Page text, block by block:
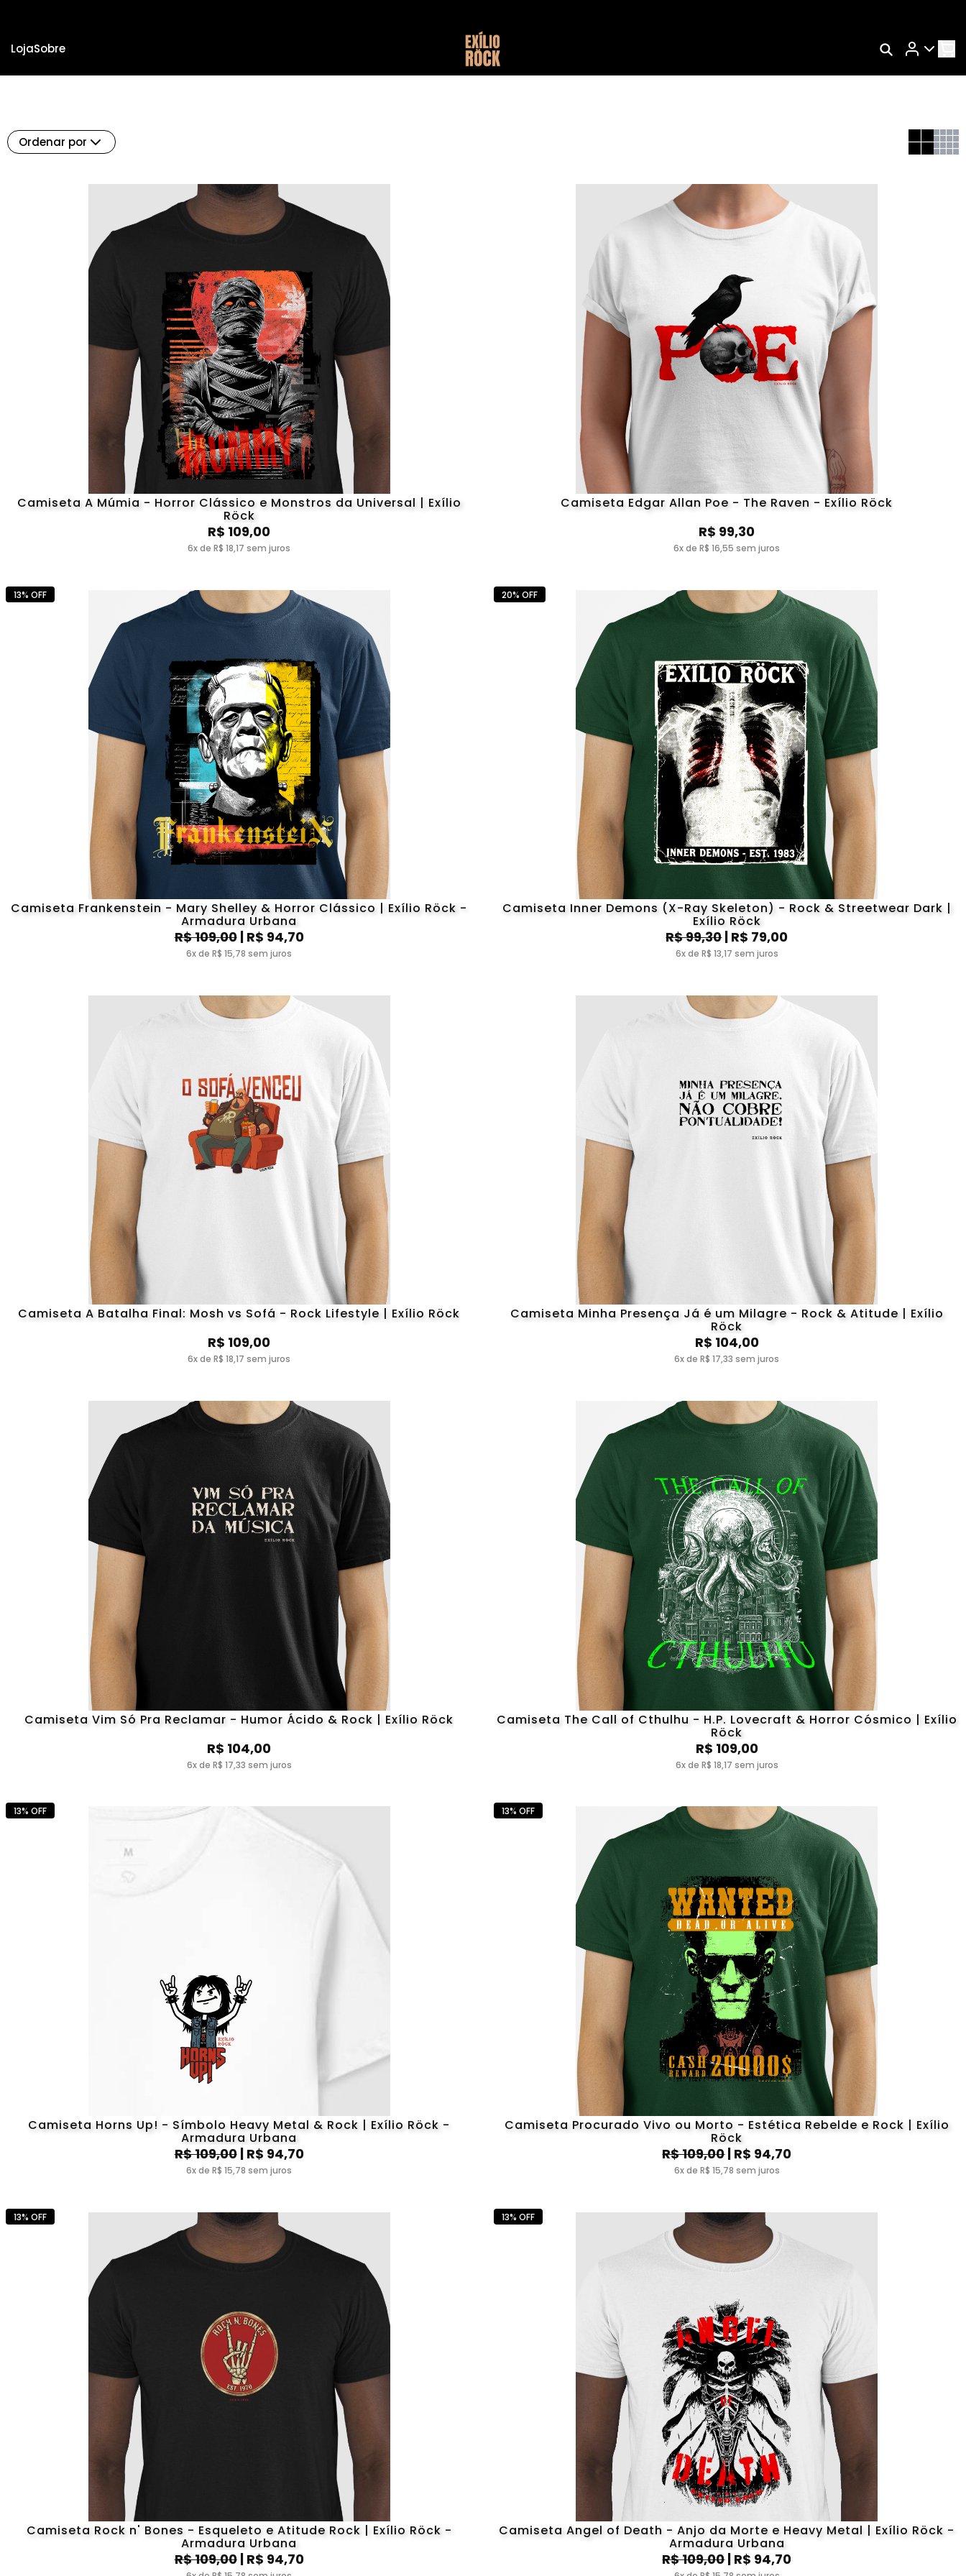
LojaSobre
Ordenar por
Camiseta A Múmia - Horror Clássico e Monstros da Universal | Exílio
Röck
R$ 109,00
6x de R$ 18,17 sem juros
Camiseta Edgar Allan Poe - The Raven - Exílio Röck
R$ 99,30
6x de R$ 16,55 sem juros
Camiseta Frankenstein - Mary Shelley & Horror Clássico | Exílio Röck -
Armadura Urbana
R$ 109,00| R$ 94,70
6x de R$ 15,78 sem juros
13% OFF
Camiseta Inner Demons (X-Ray Skeleton) - Rock & Streetwear Dark |
Exílio Röck
R$ 99,30| R$ 79,00
6x de R$ 13,17 sem juros
20% OFF
Camiseta A Batalha Final: Mosh vs Sofá - Rock Lifestyle | Exílio Röck
R$ 109,00
6x de R$ 18,17 sem juros
Camiseta Minha Presença Já é um Milagre - Rock & Atitude | Exílio
Röck
R$ 104,00
6x de R$ 17,33 sem juros
Camiseta Vim Só Pra Reclamar - Humor Ácido & Rock | Exílio Röck
R$ 104,00
6x de R$ 17,33 sem juros
Camiseta The Call of Cthulhu - H.P. Lovecraft & Horror Cósmico | Exílio
Röck
R$ 109,00
6x de R$ 18,17 sem juros
Camiseta Horns Up! - Símbolo Heavy Metal & Rock | Exílio Röck -
Armadura Urbana
R$ 109,00| R$ 94,70
6x de R$ 15,78 sem juros
13% OFF
Camiseta Procurado Vivo ou Morto - Estética Rebelde e Rock | Exílio
Röck
R$ 109,00| R$ 94,70
6x de R$ 15,78 sem juros
13% OFF
Camiseta Rock n' Bones - Esqueleto e Atitude Rock | Exílio Röck -
Armadura Urbana
R$ 109,00| R$ 94,70
13% OFF
Camiseta Angel of Death - Anjo da Morte e Heavy Metal | Exílio Röck -
Armadura Urbana
R$ 109,00| R$ 94,70
13% OFF